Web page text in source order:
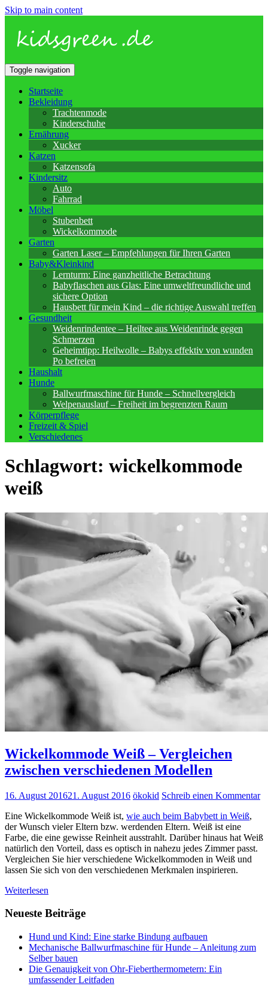
Skip to main content
Toggle navigation
Startseite
Bekleidung
Trachtenmode
Kinderschuhe
Ernährung
Xucker
Katzen
Katzensofa
Kindersitz
Auto
Fahrrad
Möbel
Stubenbett
Wickelkommode
Garten
Garten Laser – Empfehlungen für Ihren Garten
Baby&Kleinkind
Lernturm: Eine ganzheitliche Betrachtung
Babyflaschen aus Glas: Eine umweltfreundliche und
sichere Option
Hausbett für mein Kind – die richtige Auswahl treffen
Gesundheit
Weidenrindentee – Heiltee aus Weidenrinde gegen
Schmerzen
Geheimtipp: Heilwolle – Babys effektiv von wunden
Po befreien
Haushalt
Hunde
Ballwurfmaschine für Hunde – Schnellvergleich
Welpenauslauf – Freiheit im begrenzten Raum
Körperpflege
Freizeit & Spiel
Verschiedenes
Schlagwort: wickelkommode
weiß
Wickelkommode Weiß – Vergleichen
zwischen verschiedenen Modellen
16. August 201621. August 2016 ökokid Schreib einen Kommentar
Eine Wickelkommode Weiß ist, wie auch beim Babybett in Weiß,
der Wunsch vieler Eltern bzw. werdenden Eltern. Weiß ist eine
Farbe, die eine gewisse Reinheit ausstrahlt. Darüber hinaus hat Weiß
natürlich den Vorteil, dass es optisch in nahezu jedes Zimmer passt.
Vergleichen Sie hier verschiedene Wickelkommoden in Weiß und
lassen Sie sich von den verschiedenen Merkmalen inspirieren.
Weiterlesen
Neueste Beiträge
Hund und Kind: Eine starke Bindung aufbauen
Mechanische Ballwurfmaschine für Hunde – Anleitung zum
Selber bauen
Die Genauigkeit von Ohr-Fieberthermometern: Ein
umfassender Leitfaden